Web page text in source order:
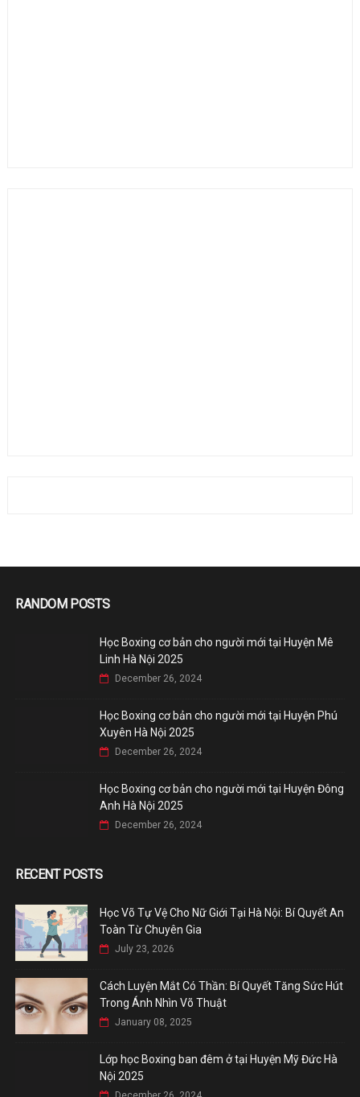
RANDOM POSTS
Học Boxing cơ bản cho người mới tại Huyện Mê
Linh Hà Nội 2025
December 26, 2024
Học Boxing cơ bản cho người mới tại Huyện Phú
Xuyên Hà Nội 2025
December 26, 2024
Học Boxing cơ bản cho người mới tại Huyện Đông
Anh Hà Nội 2025
December 26, 2024
RECENT POSTS
Học Võ Tự Vệ Cho Nữ Giới Tại Hà Nội: Bí Quyết An
Toàn Từ Chuyên Gia
July 23, 2026
Cách Luyện Mắt Có Thần: Bí Quyết Tăng Sức Hút
Trong Ánh Nhìn Võ Thuật
January 08, 2025
Lớp học Boxing ban đêm ở tại Huyện Mỹ Đức Hà
Nội 2025